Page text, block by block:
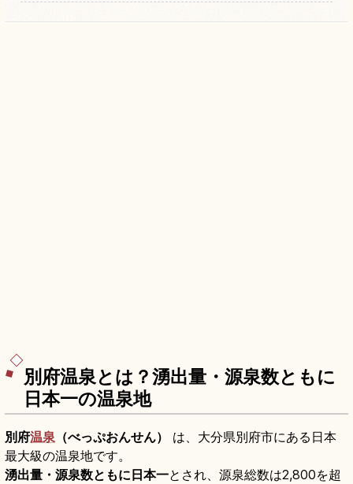
別府温泉とは？湧出量・源泉数ともに
日本一の温泉地
別府温泉 （べっぷおんせん）
は、大分県別府市にある日本
最大級の温泉地です。
湧出量・源泉数ともに日本一とされ、源泉総数は2,800を超